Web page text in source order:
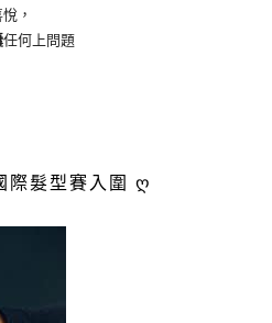
，
任何上問題
際髮型賽入圍 ღ